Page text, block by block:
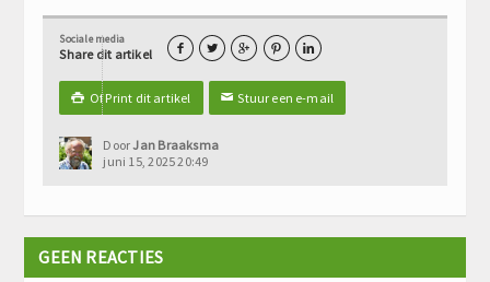
Sociale media
Share dit artikel     
 Of Print dit artikel ✉Stuur een e-mail
DoorJan Braaksma
juni 15, 2025 20:49
GEEN REACTIES